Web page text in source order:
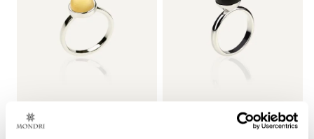
sidabrinis žiedas su
geltonu gintaru –
sidabrinis žiedas su 10
mm vyšniniu gintaru –